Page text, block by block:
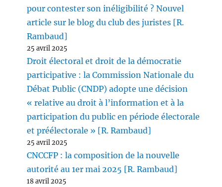
pour contester son inéligibilité ? Nouvel
article sur le blog du club des juristes [R.
Rambaud]
25 avril 2025
Droit électoral et droit de la démocratie
participative : la Commission Nationale du
Débat Public (CNDP) adopte une décision
« relative au droit à l’information et à la
participation du public en période électorale
et préélectorale » [R. Rambaud]
25 avril 2025
CNCCFP : la composition de la nouvelle
autorité au 1er mai 2025 [R. Rambaud]
18 avril 2025